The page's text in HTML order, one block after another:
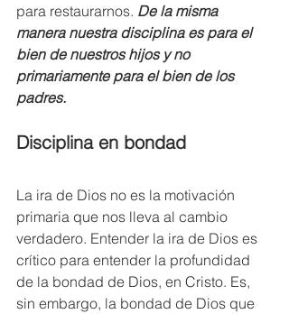
para restaurarnos. De la misma
manera nuestra disciplina es para el
bien de nuestros hijos y no
primariamente para el bien de los
padres.
Disciplina en bondad
La ira de Dios no es la motivación
primaria que nos lleva al cambio
verdadero. Entender la ira de Dios es
crítico para entender la profundidad
de la bondad de Dios, en Cristo. Es,
sin embargo, la bondad de Dios que